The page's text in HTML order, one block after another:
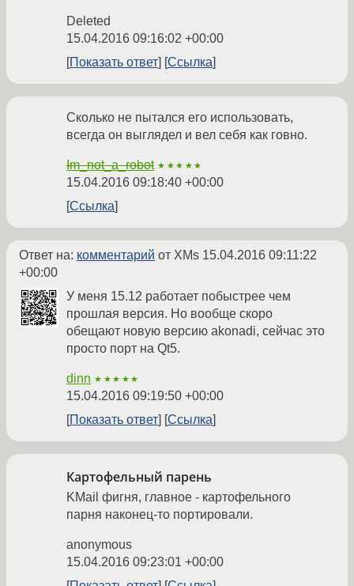
Deleted
15.04.2016 09:16:02 +00:00
Показать ответ
Ссылка
Сколько не пытался его использовать,
всегда он выглядел и вел себя как говно.
Im_not_a_robot ★★★★★
15.04.2016 09:18:40 +00:00
Ссылка
Ответ на: комментарий от XMs 15.04.2016 09:11:22
+00:00
У меня 15.12 работает побыстрее чем
прошлая версия. Но вообще скоро
обещают новую версию akonadi, сейчас это
просто порт на Qt5.
dinn ★★★★★
15.04.2016 09:19:50 +00:00
Показать ответ
Ссылка
Картофельный парень
KMail фигня, главное - картофельного
парня наконец-то портировали.
anonymous
15.04.2016 09:23:01 +00:00